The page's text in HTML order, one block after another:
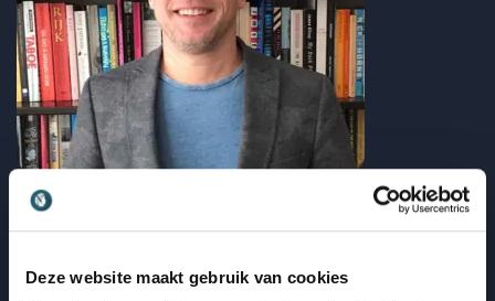
Deze website maakt gebruik van cookies
Generaties
Waarom zijn jongeren vaak trots op hun stress?
Jos Ahlers